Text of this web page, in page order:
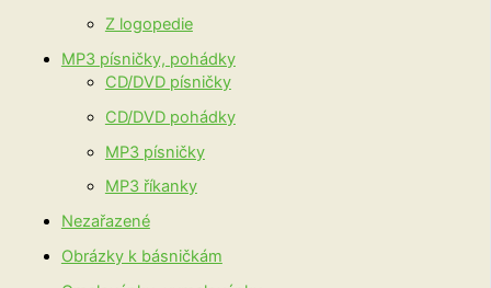
Z logopedie
MP3 písničky, pohádky
CD/DVD písničky
CD/DVD pohádky
MP3 písničky
MP3 říkanky
Nezařazené
Obrázky k básničkám